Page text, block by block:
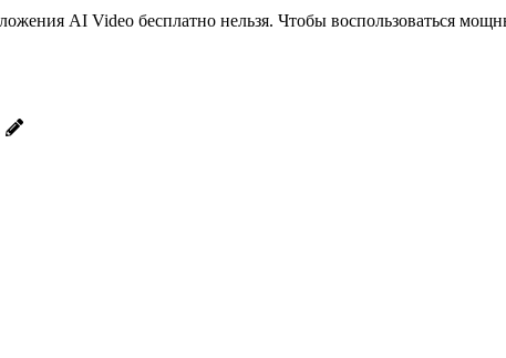
AI Video бесплатно нельзя. Чтобы воспользоваться